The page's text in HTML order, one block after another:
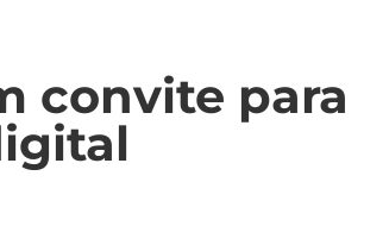
convite para